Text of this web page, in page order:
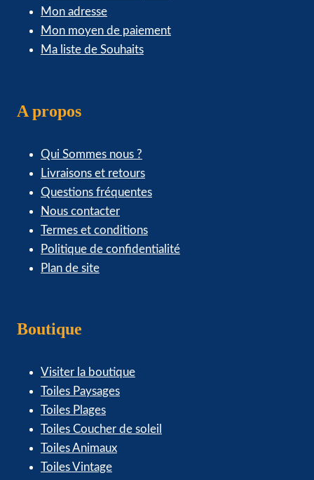
Mon adresse
Mon moyen de paiement
Ma liste de Souhaits
A propos
Qui Sommes nous ?
Livraisons et retours
Questions fréquentes
Nous contacter
Termes et conditions
Politique de confidentialité
Plan de site
Boutique
Visiter la boutique
Toiles Paysages
Toiles Plages
Toiles Coucher de soleil
Toiles Animaux
Toiles Vintage